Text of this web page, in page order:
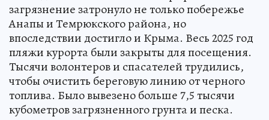
загрязнение затронуло не только побережье
Анапы и Темрюкского района, но
впоследствии достигло и Крыма. Весь 2025 год
пляжи курорта были закрыты для посещения.
Тысячи волонтеров и спасателей трудились,
чтобы очистить береговую линию от черного
топлива. Было вывезено больше 7,5 тысячи
кубометров загрязненного грунта и песка.